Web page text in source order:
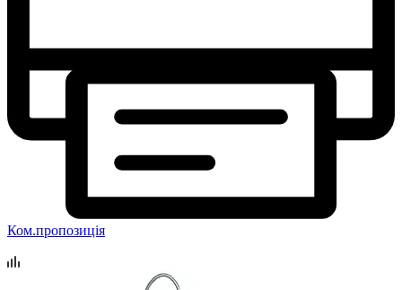
Ком.пропозиція